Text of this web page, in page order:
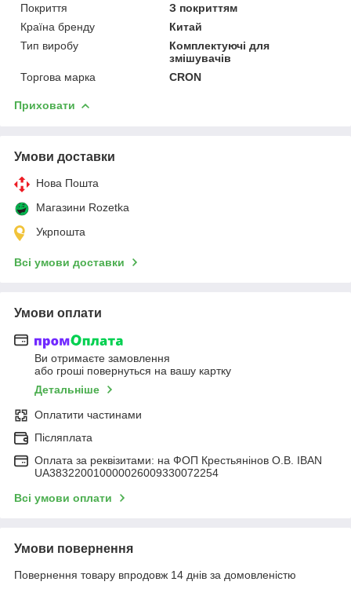
Покриття
З покриттям
Країна бренду
Китай
Тип виробу
Комплектуючі для
змішувачів
Торгова марка
CRON
Приховати
Умови доставки
Нова Пошта
Магазини Rozetka
Укрпошта
Всі умови доставки
Умови оплати
Ви отримаєте замовлення
або гроші повернуться на вашу картку
Детальніше
Оплатити частинами
Післяплата
Оплата за реквізитами: на ФОП Крестьянінов О.В. IBAN
UA383220010000026009330072254
Всі умови оплати
Умови повернення
Повернення товару впродовж 14 днів за домовленістю